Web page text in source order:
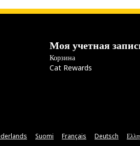
Моя учетная
Корзина
Cat Rewards
Suomi Français Deutsch